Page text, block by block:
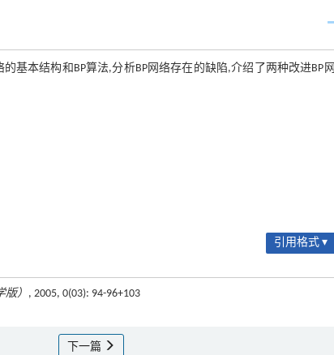
基本结构和BP算法,分析BP网络存在的缺陷,介绍了两种改进BP网
引用格式 ▾
） , 2005, 0(03): 94-96+103
下一篇